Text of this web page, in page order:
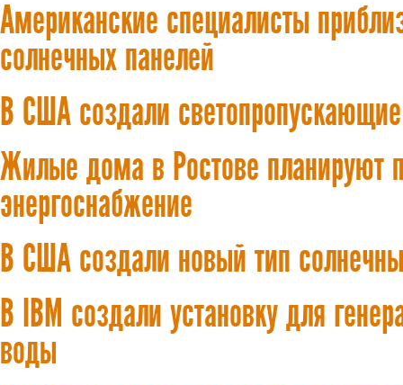
Американские специалисты
солнечных панелей
В США создали
Жилые дома в Ростове планируют
энергоснабжение
В США создали новый тип
В IBM создали установку для
воды